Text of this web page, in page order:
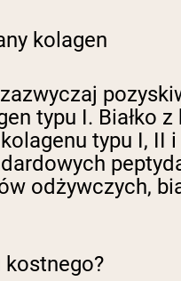
kolagen
typu I.
typu I, II
odżywczych,
kostnego?